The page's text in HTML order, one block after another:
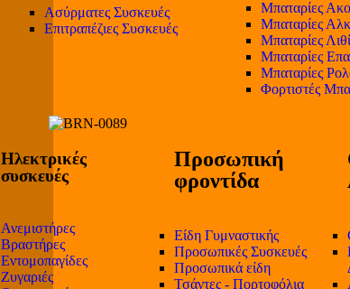
Ασύρματες Συσκευές
Επιτραπέζιες Συσκευές
Μπαταρίες
Μπαταρίες
Μπαταρίες
Μπαταρίες
Μπαταρίες
Φορτιστές
Ηλεκτρικές
συσκευές
Ανεμιστήρες
Βραστήρες
Εντομοπαγίδες
Ζυγαριές
Προσωπική
φροντίδα
Είδη Γυμναστικής
Προσωπικές Συσκευές
Προσωπικά είδη
Τσάντες - Πορτοφόλια